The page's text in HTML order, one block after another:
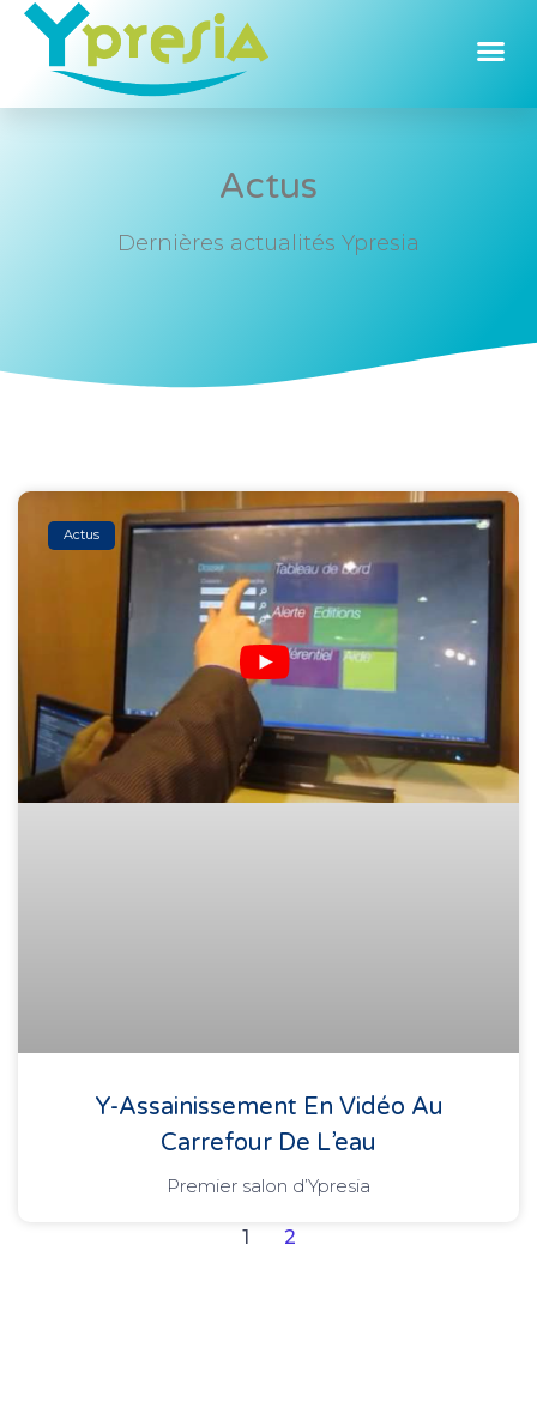
Aller
Actus
Dernières actualités Ypresia
Actus
Y-Assainissement En Vidéo Au
Carrefour De L’eau
Premier salon d’Ypresia
1 2